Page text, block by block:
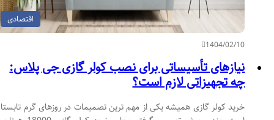
اقتصادی
1404/02/10
نیازهای تأسیساتی برای نصب کولر گازی جی پلاس:
چه تجهیزاتی لازم است؟
خرید کولر گازی همیشه یکی از مهم ترین تصمیمات در روزهای گرم تابستان